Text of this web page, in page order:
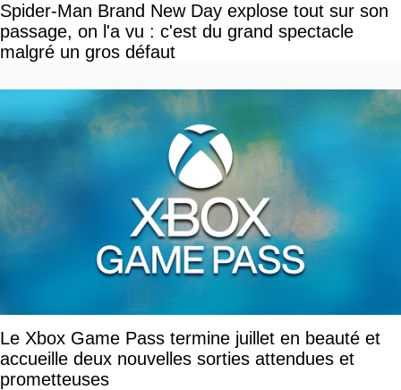
Spider-Man Brand New Day explose tout sur son
passage, on l'a vu : c'est du grand spectacle
malgré un gros défaut
Le Xbox Game Pass termine juillet en beauté et
accueille deux nouvelles sorties attendues et
prometteuses